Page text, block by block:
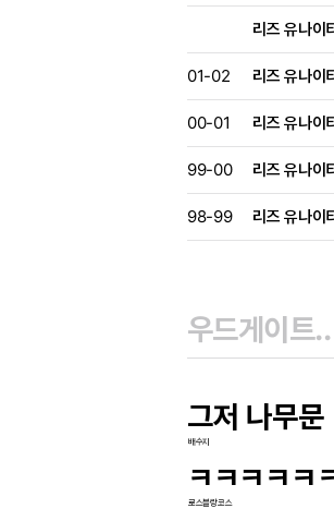
리즈 유나이
01-02 리즈 유나이
00-01 리즈 유나이
99-00 리즈 유나이
98-99 리즈 유나이
그저 나무문
배수지
ㅋㅋㅋㅋㅋ
로스블랑코스